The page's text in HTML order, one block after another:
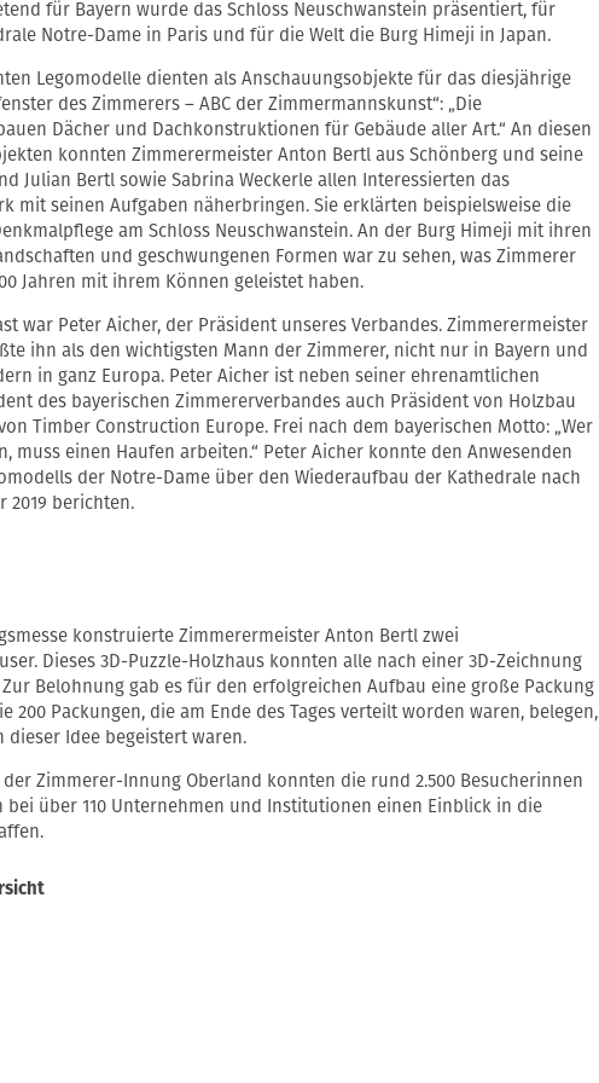
für Bayern wurde das Schloss Neuschwanstein präsentiert, für
Notre-Dame in Paris und für die Welt die Burg Himeji in Japan.
Legomodelle dienten als Anschauungsobjekte für das diesjährige
des Zimmerers – ABC der Zimmermannskunst“: „Die
Dächer und Dachkonstruktionen für Gebäude aller Art.“ An diesen
konnten Zimmerermeister Anton Bertl aus Schönberg und seine
Julian Bertl sowie Sabrina Weckerle allen Interessierten das
mit seinen Aufgaben näherbringen. Sie erklärten beispielsweise die
am Schloss Neuschwanstein. An der Burg Himeji mit ihren
und geschwungenen Formen war zu sehen, was Zimmerer
Jahren mit ihrem Können geleistet haben.
war Peter Aicher, der Präsident unseres Verbandes. Zimmerermeister
ihn als den wichtigsten Mann der Zimmerer, nicht nur in Bayern und
in ganz Europa. Peter Aicher ist neben seiner ehrenamtlichen
des bayerischen Zimmererverbandes auch Präsident von Holzbau
Timber Construction Europe. Frei nach dem bayerischen Motto: „Wer
muss einen Haufen arbeiten.“ Peter Aicher konnte den Anwesenden
der Notre-Dame über den Wiederaufbau der Kathedrale nach
2019 berichten.
konstruierte Zimmerermeister Anton Bertl zwei
Dieses 3D-Puzzle-Holzhaus konnten alle nach einer 3D-Zeichnung
Belohnung gab es für den erfolgreichen Aufbau eine große Packung
200 Packungen, die am Ende des Tages verteilt worden waren, belegen,
dieser Idee begeistert waren.
der Zimmerer-Innung Oberland konnten die rund 2.500 Besucherinnen
bei über 110 Unternehmen und Institutionen einen Einblick in die